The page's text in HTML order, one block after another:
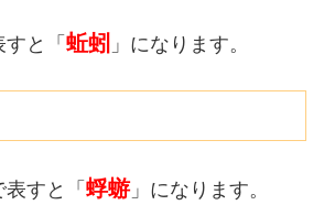
と「 蚯蚓 」になります。
すと「 蜉蝣」になります。